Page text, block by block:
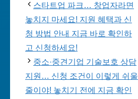
스타트업 파크… 창업자라면
놓치지 마세요! 지원 혜택과 신
청 방법 안내 지금 바로 확인하
고 신청하세요!
중소·중견기업 기술보호 상담
지원… 신청 조건이 이렇게 쉬울
줄이야! 놓치기 전에 지금 확인